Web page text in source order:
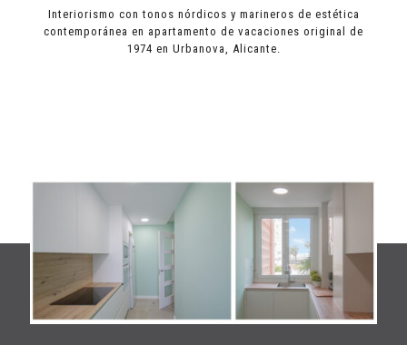
Interiorismo con tonos nórdicos y marineros de estética
contemporánea en apartamento de vacaciones original de
1974 en Urbanova, Alicante.